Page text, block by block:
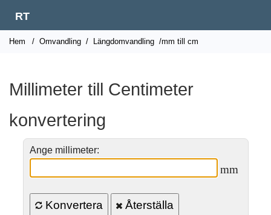
RT
Hem / Omvandling / Längdomvandling /mm till cm
Millimeter till Centimeter
konvertering
Ange millimeter:
mm
Konvertera
Återställa